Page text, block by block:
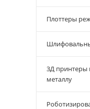
Плоттеры
3Д принтеры
металлу